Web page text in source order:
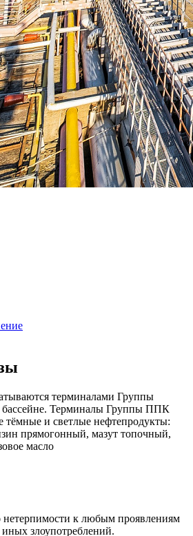
терминалами Группы
бассейне. Терминалы Группы ППК
тёмные и светлые нефтепродукты:
прямогонный, мазут топочный,
масло
нетерпимости к любым проявлениям
злоупотреблений.